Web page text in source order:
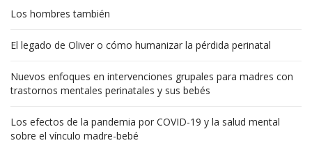
Los hombres también
El legado de Oliver o cómo humanizar la pérdida perinatal
Nuevos enfoques en intervenciones grupales para madres con
trastornos mentales perinatales y sus bebés
Los efectos de la pandemia por COVID-19 y la salud mental
sobre el vínculo madre-bebé